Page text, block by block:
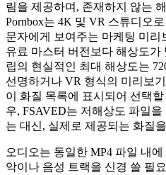
림을 제공하며, 존재하지 않는
Pornbox는 4K 및 VR 스튜디오
문자에게 보여주는 마케팅 미리
유료 마스터 버전보다 해상도
립의 현실적인 최대 해상도는
선명하거나 VR 형식의 미리보
이 화질 목록에 표시되어 선택
우, FSAVED는 저해상도 파일
는 대신, 실제로 제공되는 화질
오디오는 동일한 MP4 파일 내
악이나 음성 트랙을 신경 쓸 필